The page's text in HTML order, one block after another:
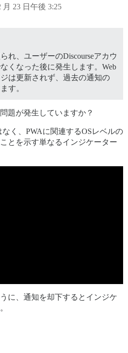
月 23 日午後 3:25
れ、ユーザーのDiscourseアカウ
くなった後に発生します。Web
は更新されず、過去の通知の
す。
題が発生していますか？
く、PWAに関連するOSレベルの
とを示す単なるインジケーター
に、通知を却下するとインジケ